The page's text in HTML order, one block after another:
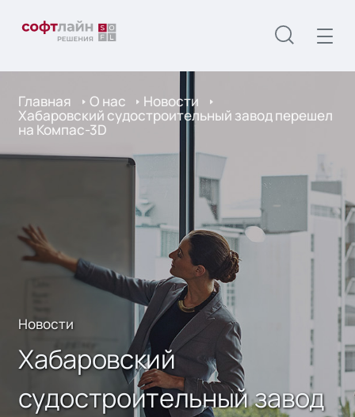
Главная О нас Новости
Хабаровский судостроительный завод перешел
на Компас-3D
Новости
Хабаровский
судостроительный завод